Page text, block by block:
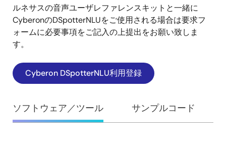
ルネサスの音声ユーザレファレンスキットと一緒に
CyberonのDSpotterNLUをご使用される場合は要求フ
ォームに必要事項をご記入の上提出をお願い致しま
す。
Cyberon DSpotterNLU利用登録
ソフトウェア／ツール サンプルコード